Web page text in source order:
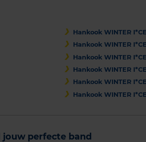
Hankook WINTER
Hankook WINTER
Hankook WINTER
Hankook WINTER
Hankook WINTER
Hankook WINTER
jouw perfecte band